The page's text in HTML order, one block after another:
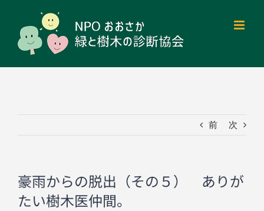
content
前 次
豪雨からの脱出（その５） ありが
たい樹木医仲間。